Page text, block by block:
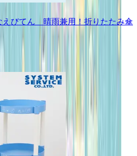
びてん 晴雨兼用！折りたたみ傘